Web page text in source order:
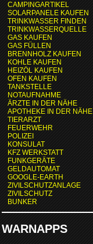
CAMPINGARTIKEL
SOLARPANELE KAUFEN
TRINKWASSER FINDEN
TRINKWASSERQUELLE
GAS KAUFEN
GAS FÜLLEN
BRENNHOLZ KAUFEN
KOHLE KAUFEN
HEIZÖL KAUFEN
OFEN KAUFEN
TANKSTELLE
NOTAUFNAHME
ÄRZTE IN DER NÄHE
APOTHEKE IN DER NÄHE
TIERARZT
FEUERWEHR
POLIZEI
KONSULAT
KFZ WERKSTATT
FUNKGERÄTE
GELDAUTOMAT
GOOGLE-EARTH
ZIVILSCHUTZANLAGE
ZIVILSCHUTZ
BUNKER
WARNAPPS